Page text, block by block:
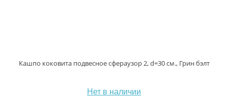
Кашпо коковита подвесное сфераузор 2, d=30 см., Грин бэлт
Нет в наличии